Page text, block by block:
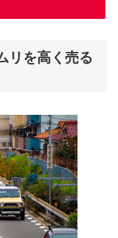
リを高く売る